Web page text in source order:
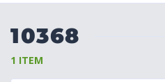
10368
1 ITEM